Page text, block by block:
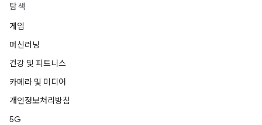
탐색
게임
머신러닝
건강 및 피트니스
카메라 및 미디어
개인정보처리방침
5G